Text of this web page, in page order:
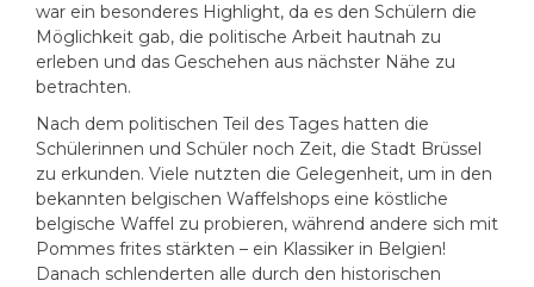
war ein besonderes Highlight, da es den Schülern die
Möglichkeit gab, die politische Arbeit hautnah zu
erleben und das Geschehen aus nächster Nähe zu
betrachten.
Nach dem politischen Teil des Tages hatten die
Schülerinnen und Schüler noch Zeit, die Stadt Brüssel
zu erkunden. Viele nutzten die Gelegenheit, um in den
bekannten belgischen Waffelshops eine köstliche
belgische Waffel zu probieren, während andere sich mit
Pommes frites stärkten – ein Klassiker in Belgien!
Danach schlenderten alle durch den historischen